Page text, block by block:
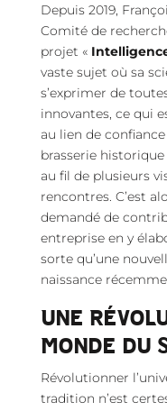
Depuis 2019,
Comité de
projet «
vaste sujet où sa
s’exprimer de
innovantes, ce qui
au lien de
brasserie historique
au fil de plusieurs
rencontres. C’est
demandé de
entreprise en y
sorte qu’une
naissance
UNE
MONDE DU
Révolutionner
tradition n’est